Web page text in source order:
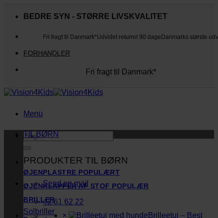
BEDRE SYN - STØRRE LIVSKVALITET
Fri fragt til Danmark*Udvidet returret 90 dage Danmarks største
FORHANDLER
Fri fragt til Danmark*
Menu
Søg
efter:
Send en mail
42 61 62 22
×
Brilleetui – Best
TIL BØRN
PRODUKTER TIL BØRN
ØJENPLASTRE
ØJENKLAPPER AF STOF
BRILLER
Solbriller